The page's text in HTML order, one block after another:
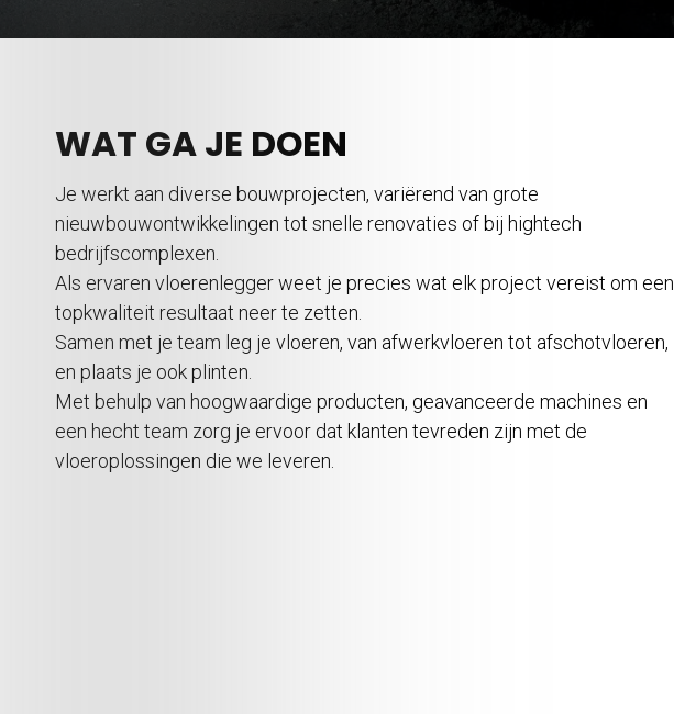
WAT GA JE DOEN
Je werkt aan diverse bouwprojecten, variërend van grote
nieuwbouwontwikkelingen tot snelle renovaties of bij hightech
bedrijfscomplexen.
Als ervaren vloerenlegger weet je precies wat elk project vereist om een
topkwaliteit resultaat neer te zetten.
Samen met je team leg je vloeren, van afwerkvloeren tot afschotvloeren,
en plaats je ook plinten.
Met behulp van hoogwaardige producten, geavanceerde machines en
een hecht team zorg je ervoor dat klanten tevreden zijn met de
vloeroplossingen die we leveren.